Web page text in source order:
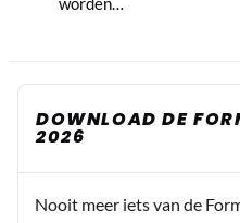
DOWNLOAD DE
2026
Nooit meer iets van de